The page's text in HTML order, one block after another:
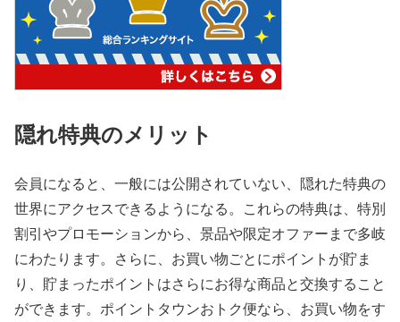
隠れ特典のメリット
会員になると、一般には公開されていない、隠れた特典の
世界にアクセスできるようになる。これらの特典は、特別
割引やプロモーションから、景品や限定オファーまで多岐
にわたります。さらに、お買い物ごとにポイントが貯ま
り、貯まったポイントはさらにお得な商品と交換すること
ができます。ポイントタウンおトク便なら、お買い物をす